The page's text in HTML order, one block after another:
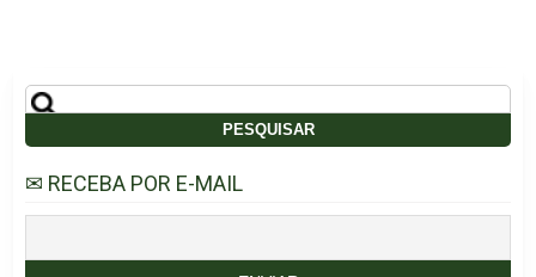
Pesquisar
por:
✉ RECEBA POR E-MAIL